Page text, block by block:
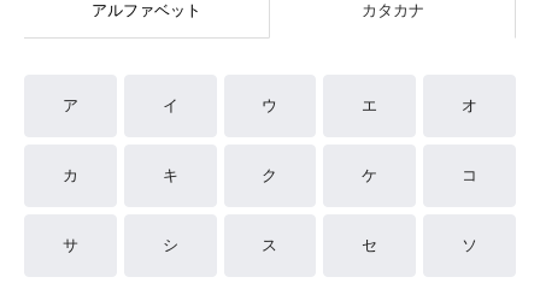
アルファベット カタカナ
ア イ ウ エ オ
カ キ ク ケ コ
サ シ ス セ ソ